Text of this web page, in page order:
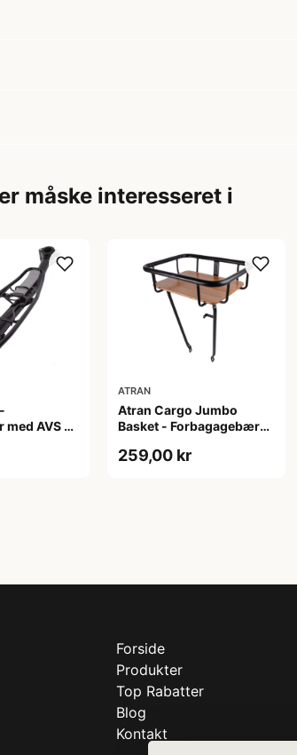
måske interesseret i
med AVS -
ATRAN
Atran Cargo Jumbo
Basket - Forbagagebærer
259,00 kr
Forside
Produkter
Top Rabatter
Blog
Kontakt